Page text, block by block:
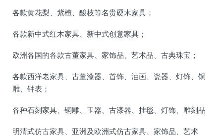
各款黄花梨、紫檀、酸枝等名贵硬木家具；
各款新中式红木家具、新中式创意家具；
欧洲各国的各款古董家具、家饰品、艺术品、古典珠宝；
各款西洋老家具、古董漆器、首饰、油画、瓷器、灯饰、铜
雕、钟表；
各种石刻家具、铜雕、玉器、古漆器、挂毯、灯饰、雕刻品
明清式仿古家具、亚洲及欧洲式仿古家具、家饰品、艺术